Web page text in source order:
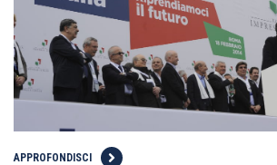
APPROFONDISCI